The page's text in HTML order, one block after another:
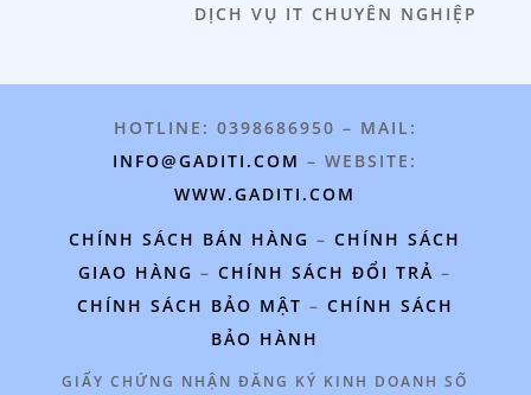
DỊCH VỤ IT CHUYÊN NGHIỆP
HOTLINE: 0398686950 – MAIL:
INFO@GADITI.COM – WEBSITE:
WWW.GADITI.COM
CHÍNH SÁCH BÁN HÀNG –CHÍNH SÁCH
GIAO HÀNG –CHÍNH SÁCH ĐỔI TRẢ –
CHÍNH SÁCH BẢO MẬT – CHÍNH SÁCH
BẢO HÀNH
GIẤY CHỨNG NHẬN ĐĂNG KÝ KINH DOANH SỐ